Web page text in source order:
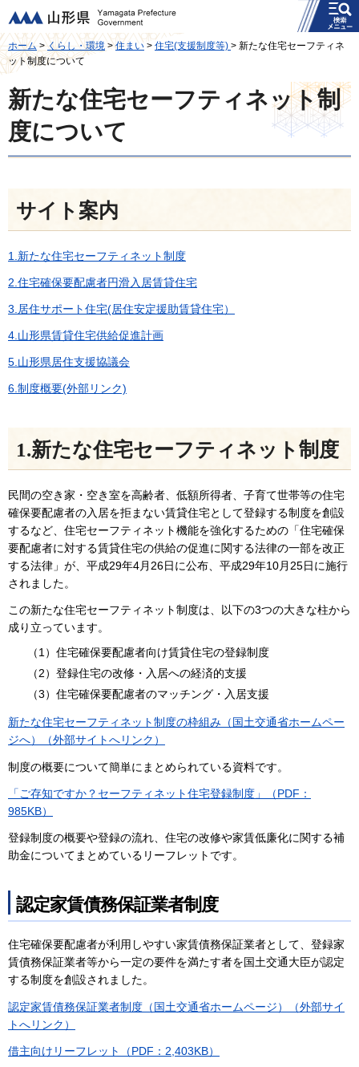
山形県
メニュー
ホーム>くらし・環境 >住まい > 住宅(支援制度等) > 新たな住宅セーフティネ
ット制度について
新たな住宅セーフティネット制
度について
サイト案内
1.新たな住宅セーフティネット制度
2.住宅確保要配慮者円滑入居賃貸住宅
3.居住サポート住宅(居住安定援助賃貸住宅）
4.山形県賃貸住宅供給促進計画
5.山形県居住支援協議会
6.制度概要(外部リンク)
1.新たな住宅セーフティネット制度
民間の空き家・空き室を高齢者、低額所得者、子育て世帯等の住宅
確保要配慮者の入居を拒まない賃貸住宅として登録する制度を創設
するなど、住宅セーフティネット機能を強化するための「住宅確保
要配慮者に対する賃貸住宅の供給の促進に関する法律の一部を改正
する法律」が、平成29年4月26日に公布、平成29年10月25日に施行
されました。
この新たな住宅セーフティネット制度は、以下の3つの大きな柱から
成り立っています。
（1）住宅確保要配慮者向け賃貸住宅の登録制度
（2）登録住宅の改修・入居への経済的支援
（3）住宅確保要配慮者のマッチング・入居支援
新たな住宅セーフティネット制度の枠組み（国土交通省ホームペー
ジへ）（外部サイトへリンク）
制度の概要について簡単にまとめられている資料です。
「ご存知ですか？セーフティネット住宅登録制度」（PDF：
985KB）
登録制度の概要や登録の流れ、住宅の改修や家賃低廉化に関する補
助金についてまとめているリーフレットです。
認定家賃債務保証業者制度
住宅確保要配慮者が利用しやすい家賃債務保証業者として、登録家
賃債務保証業者等から一定の要件を満たす者を国土交通大臣が認定
する制度を創設されました。
認定家賃債務保証業者制度（国土交通省ホームページ）（外部サイ
トへリンク）
借主向けリーフレット（PDF：2,403KB）